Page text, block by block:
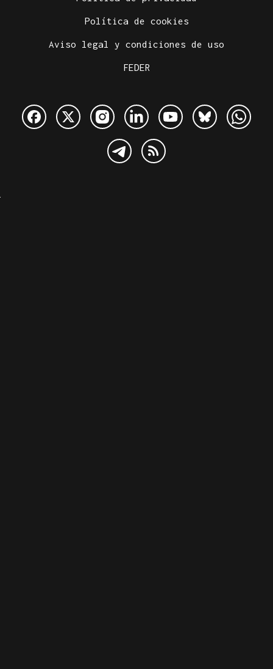
Política de cookies
Aviso legal y condiciones de uso
FEDER